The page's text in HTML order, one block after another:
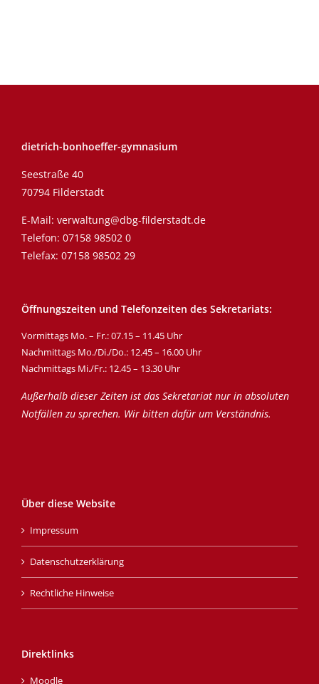
dietrich-bonhoeffer-gymnasium
Seestraße 40
70794 Filderstadt
E-Mail: verwaltung@dbg-filderstadt.de
Telefon: 07158 98502 0
Telefax: 07158 98502 29
Öffnungszeiten und Telefonzeiten des Sekretariats:
Vormittags Mo. – Fr.: 07.15 – 11.45 Uhr
Nachmittags Mo./Di./Do.: 12.45 – 16.00 Uhr
Nachmittags Mi./Fr.: 12.45 – 13.30 Uhr
Außerhalb dieser Zeiten ist das Sekretariat nur in absoluten
Notfällen zu sprechen. Wir bitten dafür um Verständnis.
Über diese Website
Impressum
Datenschutzerklärung
Rechtliche Hinweise
Direktlinks
Moodle